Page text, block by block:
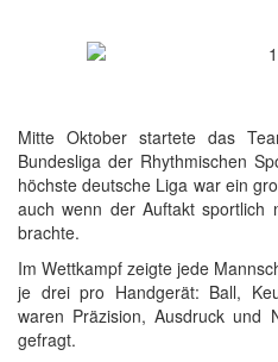
Mitte Oktober startete das
Bundesliga der Rhythmischen
höchste deutsche Liga war ein
auch wenn der Auftakt sportlich
brachte.
Im Wettkampf zeigte jede
je drei pro Handgerät: Ball,
waren Präzision, Ausdruck und
gefragt.